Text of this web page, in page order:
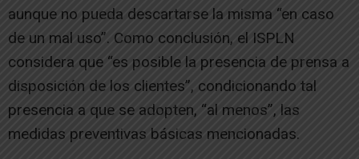
aunque no pueda descartarse la misma “en caso
de un mal uso”. Como conclusión, el ISPLN
considera que “es posible la presencia de prensa a
disposición de los clientes”, condicionando tal
presencia a que se adopten, “al menos”, las
medidas preventivas básicas mencionadas.